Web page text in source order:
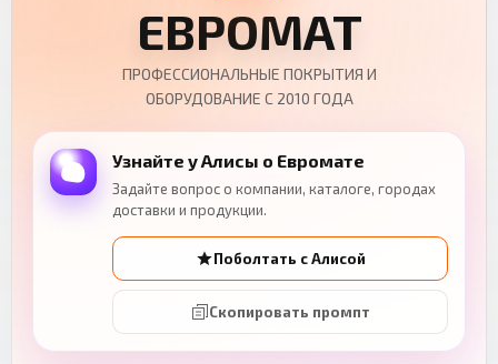
ЕВРОМАТ
ПРОФЕССИОНАЛЬНЫЕ ПОКРЫТИЯ И
ОБОРУДОВАНИЕ С 2010 ГОДА
Узнайте у Алисы о Евромате
Задайте вопрос о компании, каталоге, городах
доставки и продукции.
Поболтать с Алисой
Скопировать промпт